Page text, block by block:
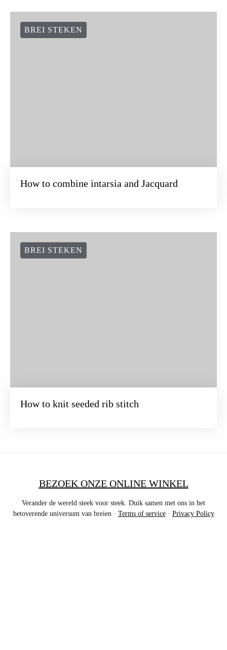
BREI STEKEN
How to combine intarsia and Jacquard
BREI STEKEN
How to knit seeded rib stitch
BEZOEK ONZE ONLINE WINKEL
Verander de wereld steek voor steek. Duik samen met ons in het
betoverende universum van breien · Terms of service· Privacy Policy